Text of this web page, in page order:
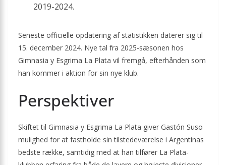
2019-2024.
Seneste officielle opdatering af statistikken daterer sig til
15. december 2024. Nye tal fra 2025-sæsonen hos
Gimnasia y Esgrima La Plata vil fremgå, efterhånden som
han kommer i aktion for sin nye klub.
Perspektiver
Skiftet til Gimnasia y Esgrima La Plata giver Gastón Suso
mulighed for at fastholde sin tilstedeværelse i Argentinas
bedste række, samtidig med at han tilfører La Plata-